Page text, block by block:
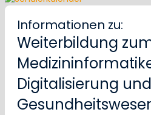
Informationen zu:
Weiterbildung
Digitalisierung